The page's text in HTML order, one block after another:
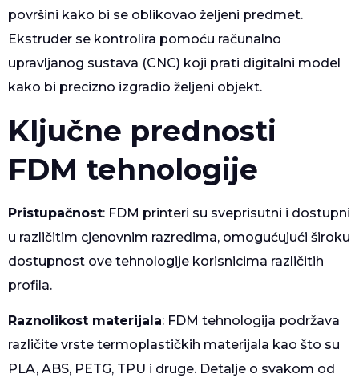
površini kako bi se oblikovao željeni predmet.
Ekstruder se kontrolira pomoću računalno
upravljanog sustava (CNC) koji prati digitalni model
kako bi precizno izgradio željeni objekt.
Ključne prednosti
FDM tehnologije
Pristupačnost: FDM printeri su sveprisutni i dostupni
u različitim cjenovnim razredima, omogućujući široku
dostupnost ove tehnologije korisnicima različitih
profila.
Raznolikost materijala: FDM tehnologija podržava
različite vrste termoplastičkih materijala kao što su
PLA, ABS, PETG, TPU i druge. Detalje o svakom od